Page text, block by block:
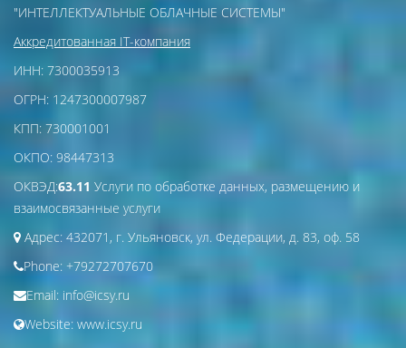
"ИНТЕЛЛЕКТУАЛЬНЫЕ ОБЛАЧНЫЕ СИСТЕМЫ"
Аккредитованная IT-компания
ИНН: 7300035913
ОГРН: 1247300007987
КПП: 730001001
ОКПО: 98447313
ОКВЭД:63.11 Услуги по обработке данных, размещению и
взаимосвязанные услуги
Адрес: 432071, г. Ульяновск, ул. Федерации, д. 83, оф. 58
Phone: +79272707670
Email: info@icsy.ru
Website: www.icsy.ru